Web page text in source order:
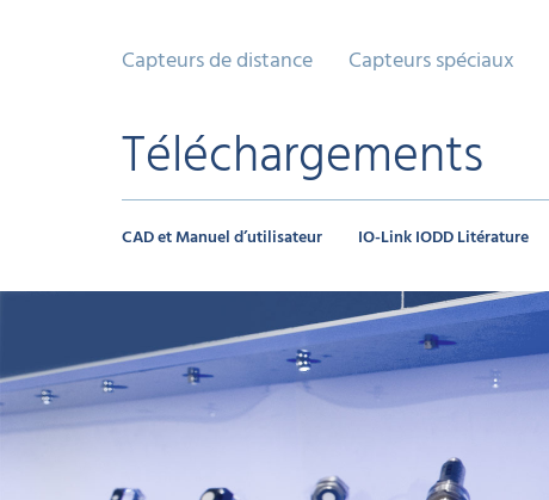
Capteurs de distance Capteurs spéciaux
Téléchargements
CAD et Manuel d’utilisateur IO-Link IODD Litérature